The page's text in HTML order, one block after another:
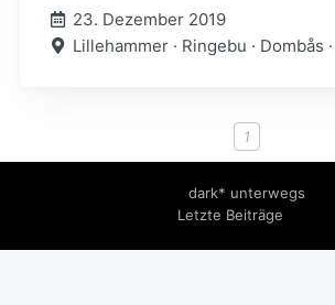
23. Dezember 2019
Lillehammer · Ringebu · Dombås
1
dark* unterwegs
Letzte Beiträge